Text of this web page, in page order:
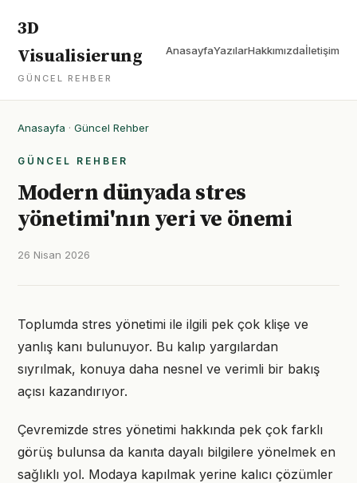
3D
Visualisierung
GÜNCEL REHBER
AnasayfaYazılarHakkımızdaİletişim
Anasayfa · Güncel Rehber
GÜNCEL REHBER
Modern dünyada stres
yönetimi'nın yeri ve önemi
26 Nisan 2026
Toplumda stres yönetimi ile ilgili pek çok klişe ve
yanlış kanı bulunuyor. Bu kalıp yargılardan
sıyrılmak, konuya daha nesnel ve verimli bir bakış
açısı kazandırıyor.
Çevremizde stres yönetimi hakkında pek çok farklı
görüş bulunsa da kanıta dayalı bilgilere yönelmek en
sağlıklı yol. Modaya kapılmak yerine kalıcı çözümler